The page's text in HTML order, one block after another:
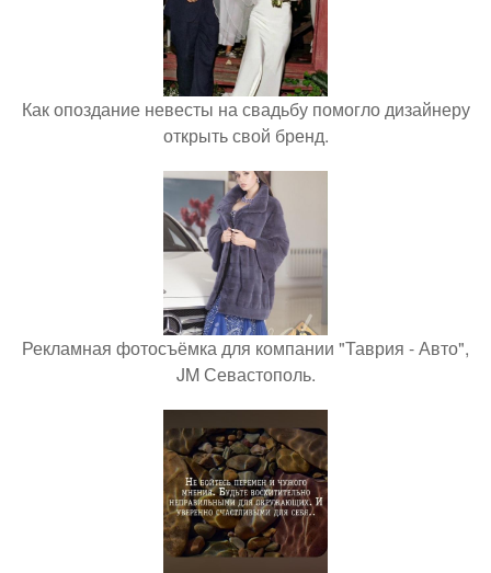
Как опоздание невесты на свадьбу помогло дизайнеру
открыть свой бренд.
Рекламная фотосъёмка для компании "Таврия - Авто",
JM Севастополь.